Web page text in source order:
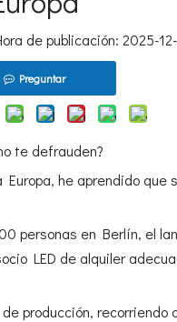
de publicación: 2025-
Preguntar
te defrauden?
he aprendido que
personas en Berlín, el
LED de alquiler
producción, recorriendo